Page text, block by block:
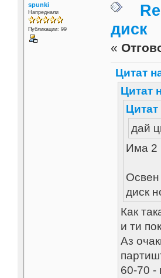
spunki
Напреднали
Публикации: 99
диск
«
Цитат
Цитат
дай
Има 2
Освен
диск
Как
и ти
Аз
60-70 -